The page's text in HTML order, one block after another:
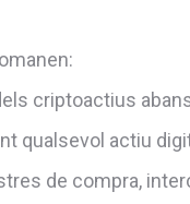
criptoactius
qualsevol actiu
de compra,